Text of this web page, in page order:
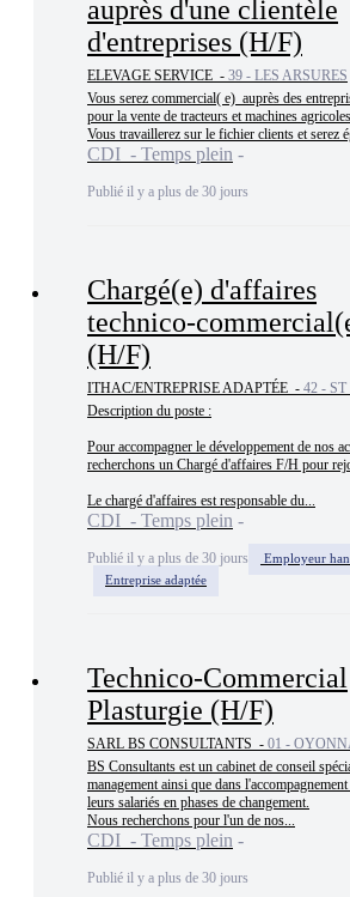
auprès d'une clientèle
d'entreprises (H/F)
ELEVAGE SERVICE - 39 - LES ARSURES
Vous serez commercial( e)  auprès des
pour la vente de tracteurs et machines
Vous travaillerez sur le fichier clients et serez
CDI - Temps plein
Publié il y a plus de 30 jours
Chargé(e) d'affaires
technico-
(H/F)
ITHAC/ENTREPRISE ADAPTÉE - 42 -
Description du poste :
Pour accompagner le développement de nos
recherchons un Chargé d'affaires F/H pour
Le chargé d'affaires est responsable du...
CDI - Temps plein
Publié il y a plus de 30 jours
Employeur
Entreprise adaptée
Technico-Commercial
Plasturgie (H/F)
SARL BS CONSULTANTS - 01 -
BS Consultants est un cabinet de conseil
management ainsi que dans
leurs salariés en phases de changement.
Nous recherchons pour l'un de nos...
CDI - Temps plein
Publié il y a plus de 30 jours